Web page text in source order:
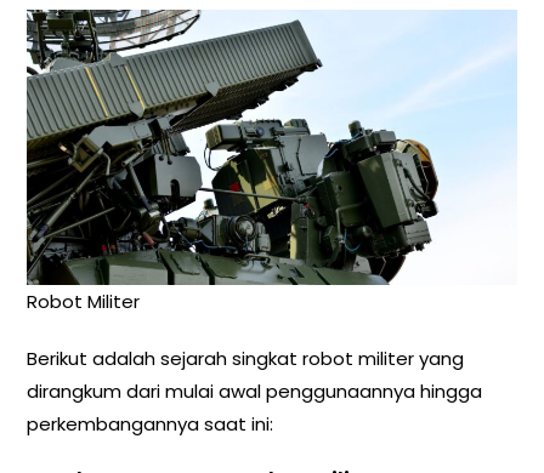
Robot Militer
Berikut adalah sejarah singkat robot militer yang
dirangkum dari mulai awal penggunaannya hingga
perkembangannya saat ini: